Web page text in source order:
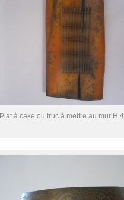
Plat à cake ou truc à mettre au mur H